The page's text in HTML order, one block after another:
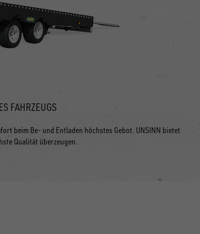
FAHRZEUGS
beim Be- und Entladen höchstes Gebot. UNSINN bietet
Qualität überzeugen.